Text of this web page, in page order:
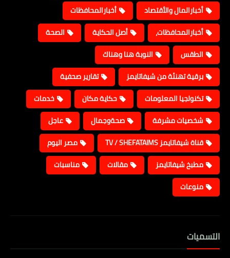
أخبارالمال والأقتصاد
أخبارالمحافظات
أخبارالمحافظات،
أصل الحكاية
الصحة
الطقس
النوبة هنا وهناك
برقية تهنئة من شيفاتايمز
تقارير صحفية
تكنولجيا المعلومات
حكاية مكان
خدمات
شخصيات مشرفة
صحةوجمال
عاجل
قناة شيفاتايمز TV / SHEFATAIMS
مصر اليوم
مطبخ شيفاتايمز
مقالات
مناسبات
منوعات
التسميات